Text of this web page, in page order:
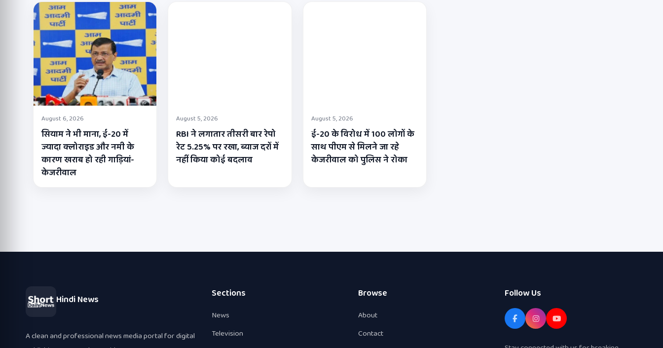
August 6, 2026
सियाम ने भी माना, ई-20 में
ज्यादा क्लोराइड और नमी के
कारण खराब हो रही गाड़ियां-
केजरीवाल
August 5, 2026
RBI ने लगातार तीसरी बार रेपो
रेट 5.25% पर रखा, ब्याज दरों में
नहीं किया कोई बदलाव
August 5, 2026
ई-20 के विरोध में 100 लोगों के
साथ पीएम से मिलने जा रहे
केजरीवाल को पुलिस ने रोका
Hindi News
A clean and professional news media portal for digital
Sections
News
Television
Browse
About
Contact
Follow Us